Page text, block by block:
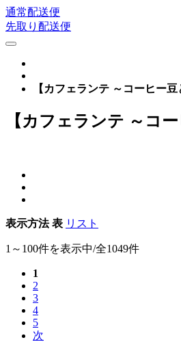
通常配送便
先取り配送便
【カフェランテ ～コーヒー豆
【カフェランテ ～コ
表示方法 表 リスト
1～100件を表示中/全1049件
1
2
3
4
5
次